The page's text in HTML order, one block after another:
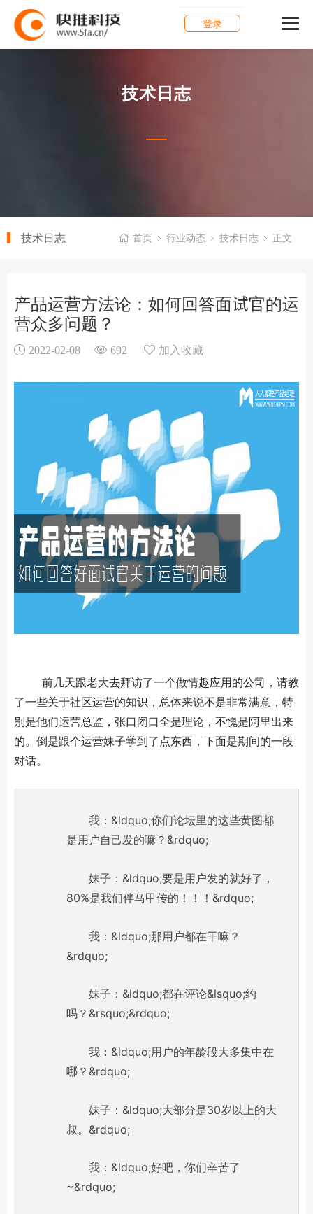
登录
技术日志
技术日志 首页 行业动态 技术日志 正文
产品运营方法论：如何回答面试官的运
营众多问题？
2022-02-08 692 加入收藏
了一些关于社区运营的知识，总体来说不是非常满意，特
别是他们运营总监，张口闭口全是理论，不愧是阿里出来
的。倒是跟个运营妹子学到了点东西，下面是期间的一段
对话。
我：&ldquo;你们论坛里的这些黄图都
是用户自己发的嘛？&rdquo;
妹子：&ldquo;要是用户发的就好了，
80%是我们伴马甲传的！！！&rdquo;
我：&ldquo;那用户都在干嘛？
&rdquo;
妹子：&ldquo;都在评论&lsquo;约
吗？&rsquo;&rdquo;
我：&ldquo;用户的年龄段大多集中在
哪？&rdquo;
妹子：&ldquo;大部分是30岁以上的大
叔。&rdquo;
我：&ldquo;好吧，你们辛苦了
~&rdquo;